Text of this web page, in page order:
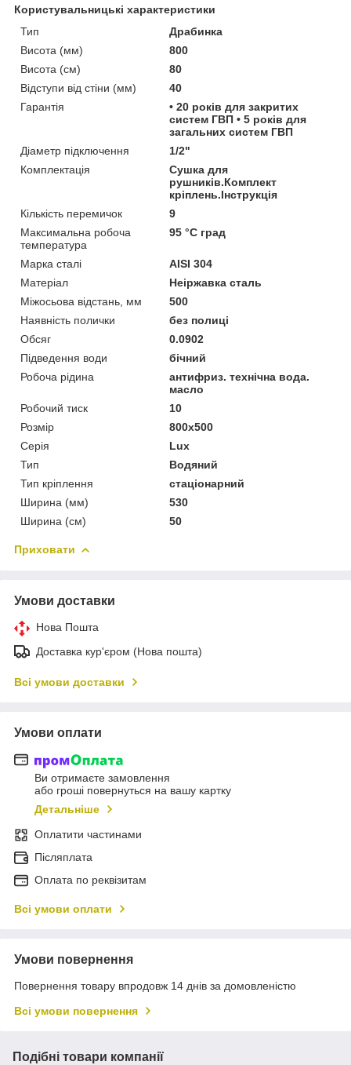
Користувальницькі характеристики
Тип
Драбинка
Висота (мм)
800
Висота (см)
80
Відступи від стіни (мм)
40
Гарантія
• 20 років для закритих
систем ГВП • 5 років для
загальних систем ГВП
Діаметр підключення
1/2"
Комплектація
Сушка для
рушників.Комплект
кріплень.Інструкція
Кількість перемичок
9
Максимальна робоча
температура
95 °С град
Марка сталі
AISI 304
Матеріал
Неіржавка сталь
Міжосьова відстань, мм
500
Наявність полички
без полиці
Обсяг
0.0902
Підведення води
бічний
Робоча рідина
антифриз. технічна вода.
масло
Робочий тиск
10
Розмір
800x500
Серія
Lux
Тип
Водяний
Тип кріплення
стаціонарний
Ширина (мм)
530
Ширина (см)
50
Приховати
Умови доставки
Нова Пошта
Доставка кур'єром (Нова пошта)
Всі умови доставки
Умови оплати
Ви отримаєте замовлення
або гроші повернуться на вашу картку
Детальніше
Оплатити частинами
Післяплата
Оплата по реквізитам
Всі умови оплати
Умови повернення
Повернення товару впродовж 14 днів за домовленістю
Всі умови повернення
Подібні товари компанії